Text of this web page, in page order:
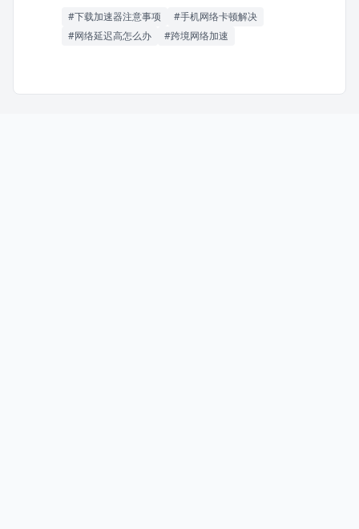
#下载加速器注意事项
#手机网络卡顿解决
#网络延迟高怎么办
#跨境网络加速